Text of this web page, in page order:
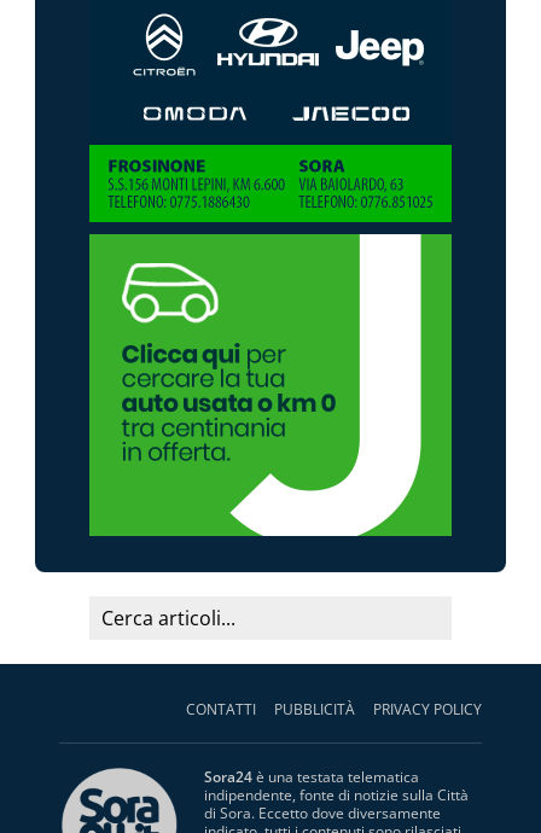
CONTATTI PUBBLICITÀ PRIVACY POLICY
Sora24è una testata telematica
indipendente, fonte di notizie sulla Città
di Sora. Eccetto dove diversamente